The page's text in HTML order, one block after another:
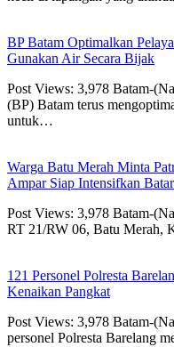
BP Batam Optimalkan
Gunakan Air Secara Bijak
Post Views: 3,978 Batam-
(BP) Batam terus
untuk…
Warga Batu Merah Minta
Ampar Siap Intensifkan
Post Views: 3,978 Batam-
RT 21/RW 06, Batu Merah,
121 Personel Polresta
Kenaikan Pangkat
Post Views: 3,978 Batam-
personel Polresta Barelang